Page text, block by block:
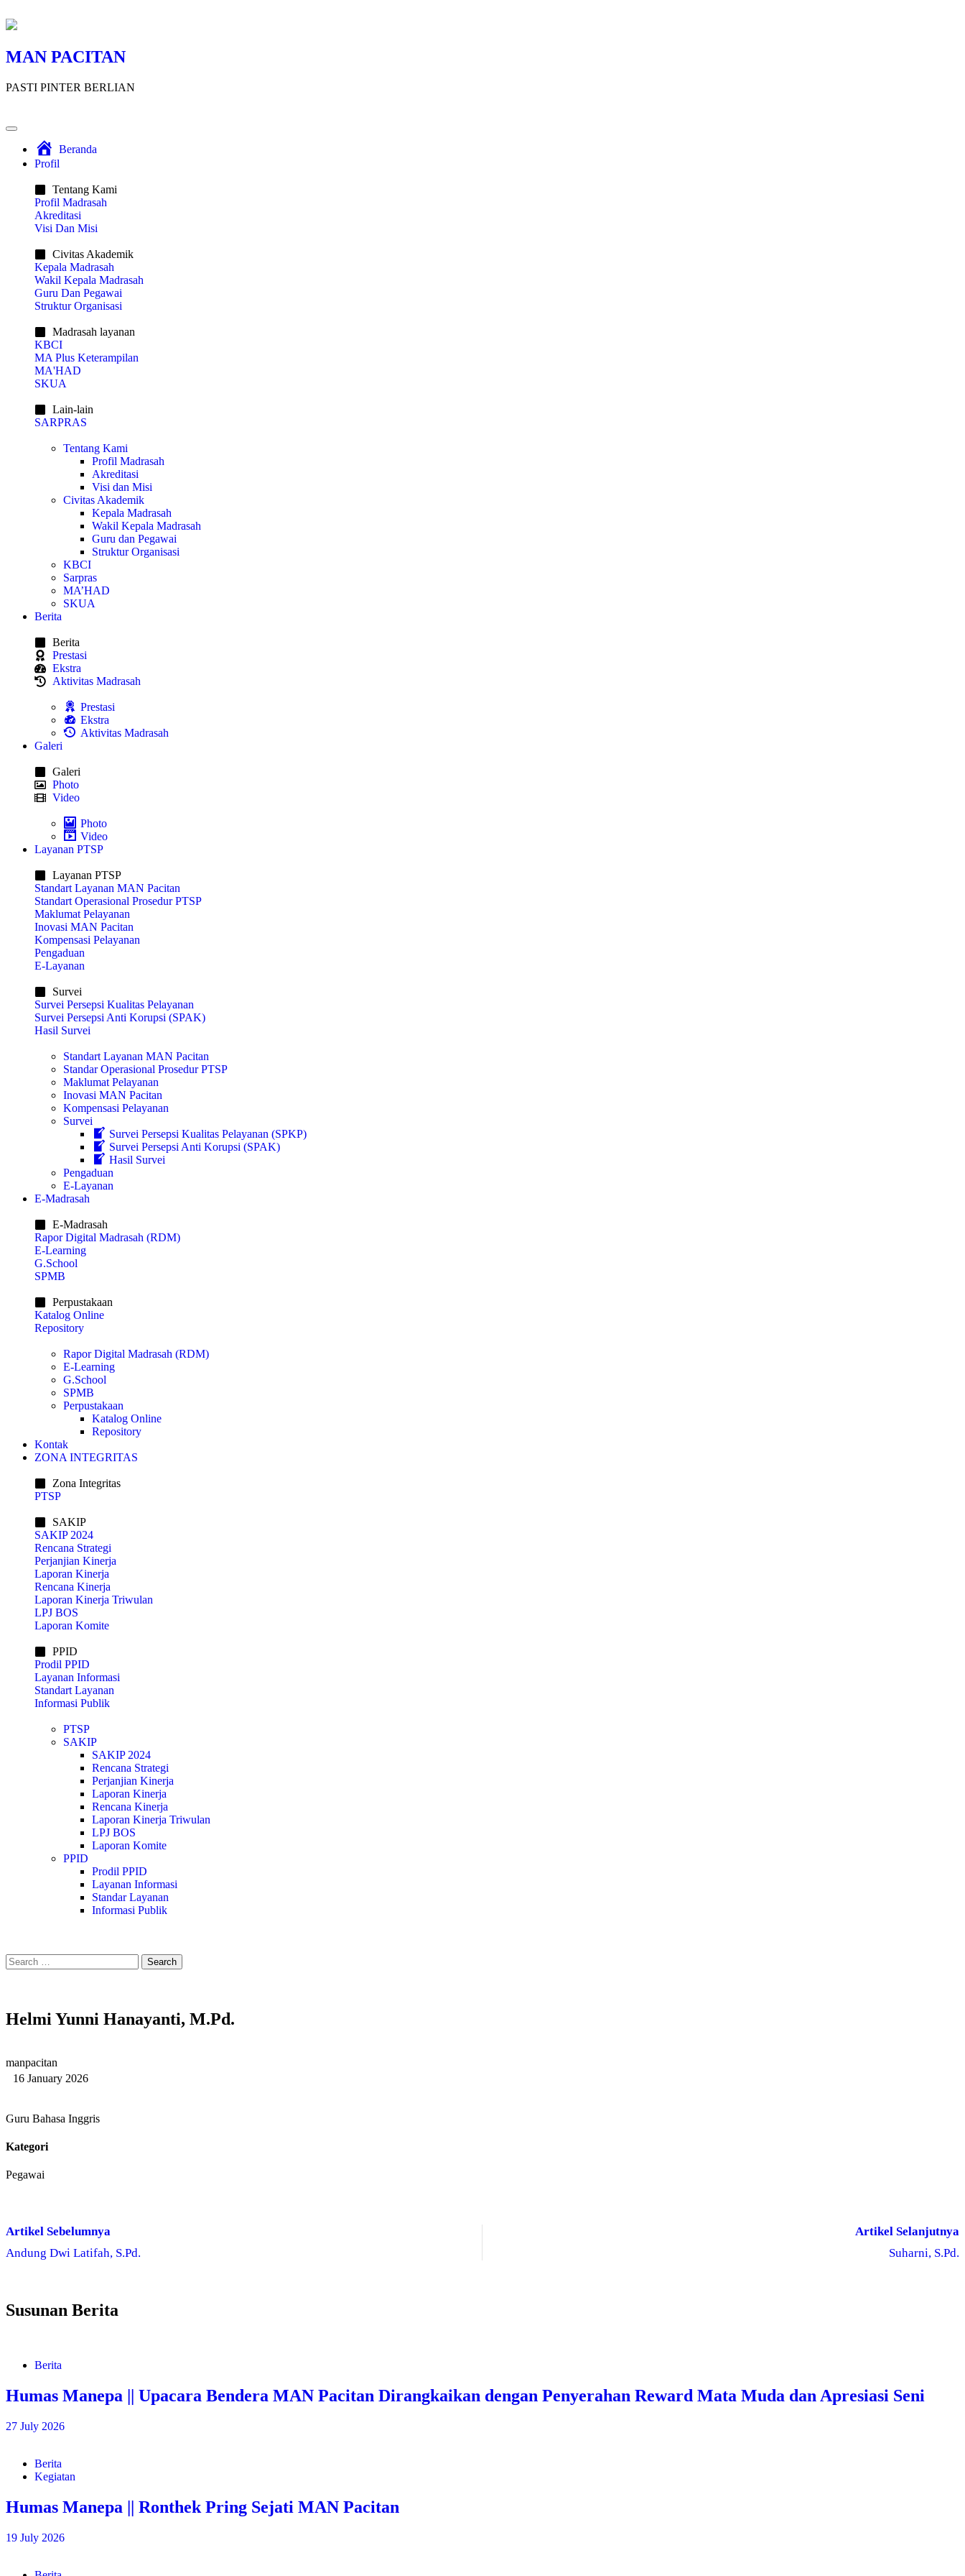
MAN PACITAN
PASTI PINTER BERLIAN
Beranda
Profil
Tentang Kami
Profil Madrasah
Akreditasi
Visi Dan Misi
Civitas Akademik​
Kepala Madrasah
Wakil Kepala Madrasah
Guru Dan Pegawai
Struktur Organisasi
Madrasah layanan
KBCI
MA Plus Keterampilan
MA'HAD
SKUA
Lain-lain
SARPRAS
Tentang Kami
Profil Madrasah
Akreditasi
Visi dan Misi
Civitas Akademik
Kepala Madrasah
Wakil Kepala Madrasah
Guru dan Pegawai
Struktur Organisasi
KBCI
Sarpras
MA’HAD
SKUA
Berita
Berita
Prestasi
Ekstra
Aktivitas Madrasah
Prestasi
Ekstra
Aktivitas Madrasah
Galeri
Galeri
Photo
Video
Photo
Video
Layanan PTSP
Layanan PTSP
Standart Layanan MAN Pacitan
Standart Operasional Prosedur PTSP
Maklumat Pelayanan
Inovasi MAN Pacitan
Kompensasi Pelayanan
Pengaduan
E-Layanan
Survei
Survei Persepsi Kualitas Pelayanan
Survei Persepsi Anti Korupsi (SPAK)
Hasil Survei
Standart Layanan MAN Pacitan
Standar Operasional Prosedur PTSP
Maklumat Pelayanan
Inovasi MAN Pacitan
Kompensasi Pelayanan
Survei
Survei Persepsi Kualitas Pelayanan (SPKP)
Survei Persepsi Anti Korupsi (SPAK)
Hasil Survei
Pengaduan
E-Layanan
E-Madrasah
E-Madrasah
Rapor Digital Madrasah (RDM)
E-Learning
G.School
SPMB
Perpustakaan
Katalog Online
Repository
Rapor Digital Madrasah (RDM)
E-Learning
G.School
SPMB
Perpustakaan
Katalog Online
Repository
Kontak
ZONA INTEGRITAS
Zona Integritas
PTSP
SAKIP
SAKIP 2024
Rencana Strategi
Perjanjian Kinerja
Laporan Kinerja
Rencana Kinerja
Laporan Kinerja Triwulan
LPJ BOS
Laporan Komite
PPID
Prodil PPID
Layanan Informasi
Standart Layanan
Informasi Publik
PTSP
SAKIP
SAKIP 2024
Rencana Strategi
Perjanjian Kinerja
Laporan Kinerja
Rencana Kinerja
Laporan Kinerja Triwulan
LPJ BOS
Laporan Komite
PPID
Prodil PPID
Layanan Informasi
Standar Layanan
Informasi Publik
Helmi Yunni Hanayanti, M.Pd.
manpacitan
16 January 2026
Guru Bahasa Inggris
Kategori
Pegawai
Artikel Sebelumnya
Andung Dwi Latifah, S.Pd.
Artikel Selanjutnya
Suharni, S.Pd.
Susunan Berita
Berita
Humas Manepa || Upacara Bendera MAN Pacitan Dirangkaikan dengan Penyerahan Reward Mata Muda dan Apresiasi Seni
27 July 2026
Berita
Kegiatan
Humas Manepa || Ronthek Pring Sejati MAN Pacitan
19 July 2026